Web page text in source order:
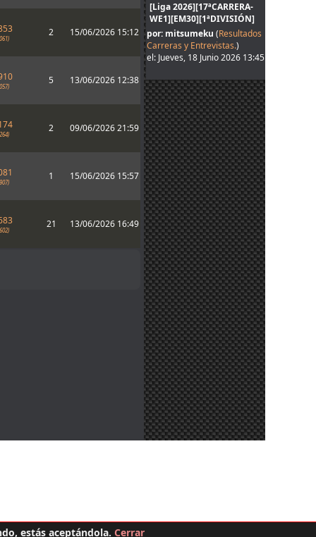
2 15/06/2026 15:12
5 13/06/2026 12:38
2 09/06/2026 21:59
1 15/06/2026 15:57
21 13/06/2026 16:49
[Liga 2026][17ªCARRERA-
WE1][EM30][1ªDIVISIÓN]
por: mitsumeku (Resultados
Carreras y Entrevistas.)
el: Jueves, 18 Junio 2026 13:45
estás aceptándola.Cerrar